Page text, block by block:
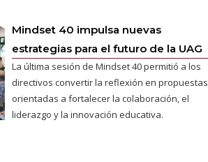
Mindset 40 impulsa nuevas
estrategias para el futuro de la UAG
La última sesión de Mindset 40 permitió a los
directivos convertir la reflexión en propuestas
orientadas a fortalecer la colaboración, el
liderazgo y la innovación educativa.